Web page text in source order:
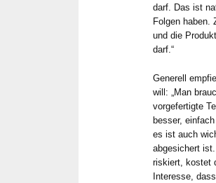
darf. Das ist
Folgen haben.
und die
darf.“
Generell
will: „Man
vorgefertigte
besser,
es ist auch
abgesichert
riskiert, kostet
Interesse,